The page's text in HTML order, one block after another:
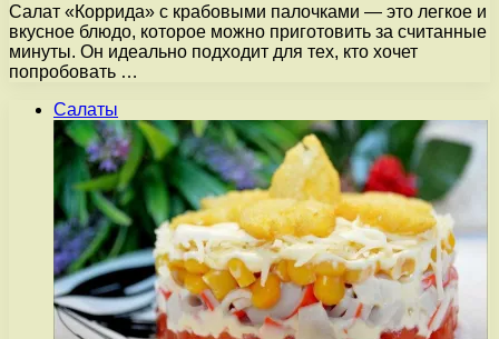
Салат «Коррида» с крабовыми палочками — это легкое и
вкусное блюдо, которое можно приготовить за считанные
минуты. Он идеально подходит для тех, кто хочет
попробовать …
Салаты